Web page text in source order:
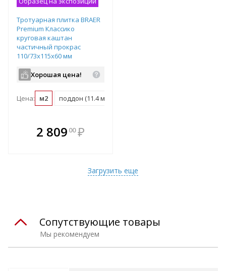
Тротуарная плитка BRAER
Premium Классико
круговая каштан
частичный прокрас
110/73х115х60 мм
Хорошая цена!
Цена: м2 поддон (11.4 м2)
2 809 00 ₽
Загрузить еще
Мы рекомендуем
Сопутствующие товары